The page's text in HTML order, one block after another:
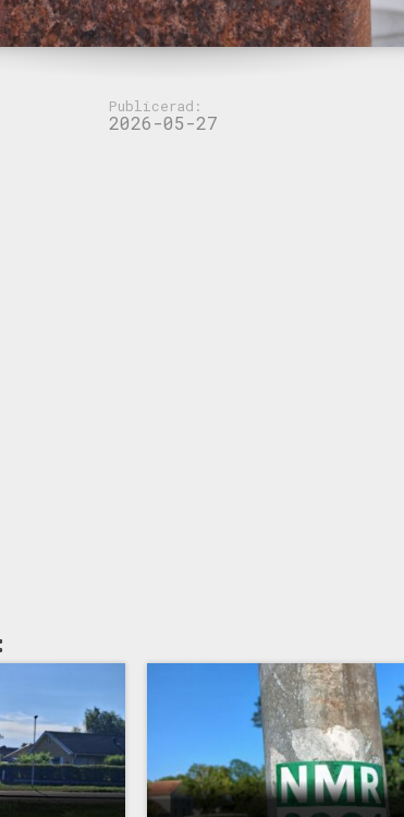
Publicerad:
2026-05-27